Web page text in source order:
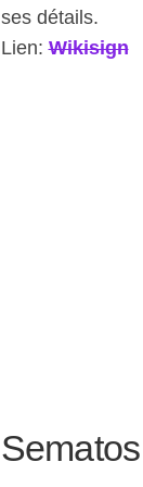
ses détails.
Lien:Wikisign
Sematos